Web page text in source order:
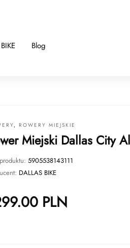
Blog
, ROWERY MIEJSKIE
Miejski Dallas City
5905538143111
DALLAS BIKE
PLN